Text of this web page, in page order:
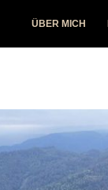
ÜBER MICH